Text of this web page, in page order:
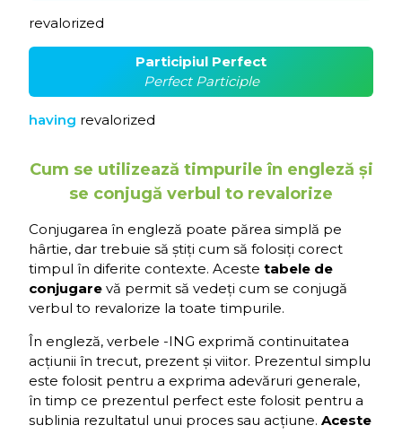
revalorized
Participiul Perfect
Perfect Participle
having revalorized
Cum se utilizează timpurile în engleză și
se conjugă verbul to revalorize
Conjugarea în engleză poate părea simplă pe
hârtie, dar trebuie să știți cum să folosiți corect
timpul în diferite contexte. Aceste tabele de
conjugare vă permit să vedeți cum se conjugă
verbul to revalorize la toate timpurile.
În engleză, verbele -ING exprimă continuitatea
acțiunii în trecut, prezent și viitor. Prezentul simplu
este folosit pentru a exprima adevăruri generale,
în timp ce prezentul perfect este folosit pentru a
sublinia rezultatul unui proces sau acțiune. Aceste